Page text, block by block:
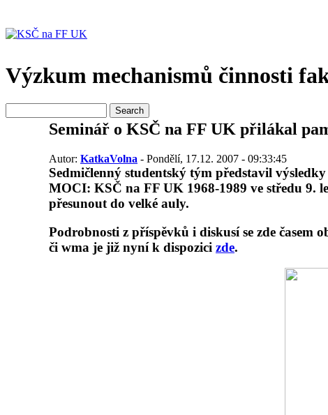
Výzkum mechanismů činnosti
Seminář o KSČ na FF UK přilákal
Autor: KatkaVolna - Pondělí, 17.12. 2007 - 09:33:45
Sedmičlenný studentský tým představil
MOCI: KSČ na FF UK 1968-1989 ve středu 9.
přesunout do velké auly.
Podrobnosti z příspěvků i diskusí se zde
či wma je již nyní k dispozici zde.